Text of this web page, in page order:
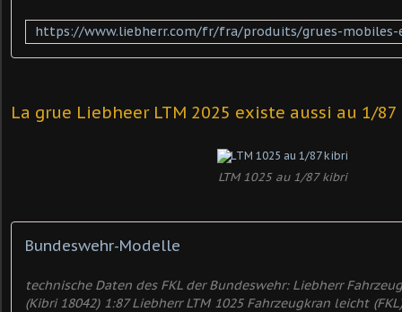
La grue Liebheer LTM 2025 existe aussi au 1/87
LTM 1025 au 1/87 kibri
Bundeswehr-Modelle
technische Daten des FKL der Bundeswehr: Liebherr
(Kibri 18042) 1:87 Liebherr LTM 1025 Fahrzeugkran leicht